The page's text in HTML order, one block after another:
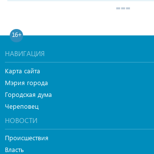
16+
НАВИГАЦИЯ
Карта сайта
Мэрия города
Городская дума
Череповец
НОВОСТИ
Происшествия
Власть